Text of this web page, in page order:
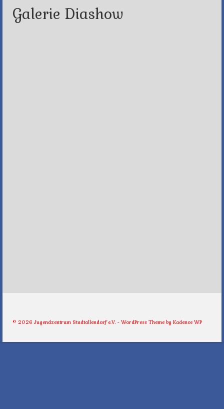
Galerie Diashow
© 2026 Jugendzentrum Stadtallendorf e.V. - WordPress Theme by Kadence WP